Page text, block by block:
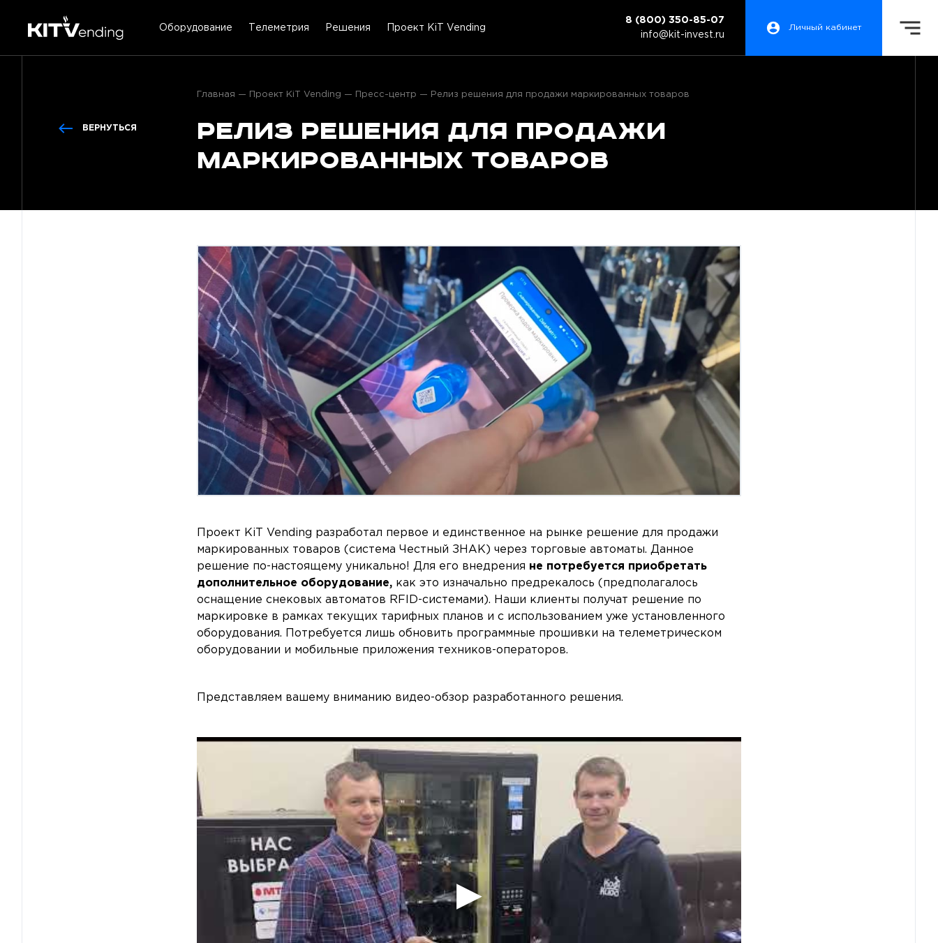
Оборудование Телеметрия Решения Проект KiT Vending
8 (800) 350-85-07
info@kit-invest.ru
Личный кабинет
ВЕРНУТЬСЯ
Главная Проект KiT Vending Пресс-центр Релиз решения для продажи маркированных товаров
Релиз решения для продажи
маркированных товаров
Проект KiT Vending разработал первое и единственное на рынке решение для продажи
маркированных товаров (система Честный ЗНАК) через торговые автоматы. Данное
решение по-настоящему уникально! Для его внедрения не потребуется приобретать
дополнительное оборудование, как это изначально предрекалось (предполагалось
оснащение снековых автоматов RFID-системами). Наши клиенты получат решение по
маркировке в рамках текущих тарифных планов и с использованием уже установленного
оборудования. Потребуется лишь обновить программные прошивки на телеметрическом
оборудовании и мобильные приложения техников-операторов.
Представляем вашему вниманию видео-обзор разработанного решения.